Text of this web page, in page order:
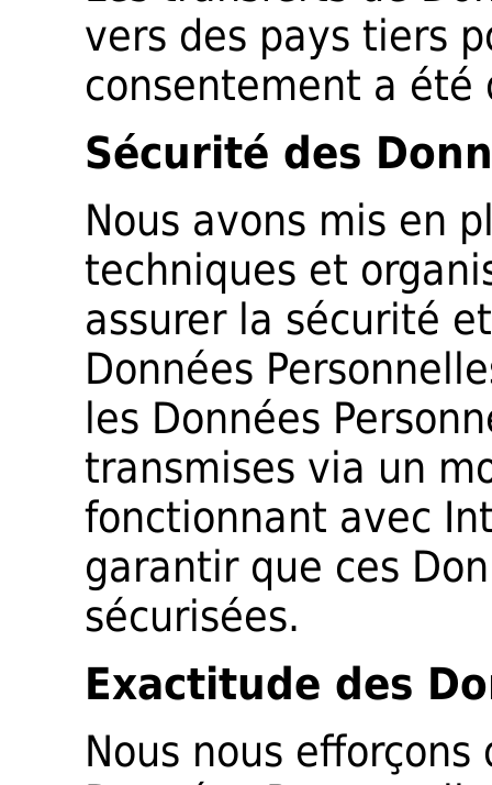
vers des pays tiers
consentement a été
Sécurité des
Nous avons mis en
techniques et
assurer la sécurité
Données
les Données
transmises via un
fonctionnant avec
garantir que ces
sécurisées.
Exactitude des
Nous nous